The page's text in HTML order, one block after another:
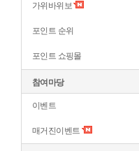
가위바위보
포인트 순위
포인트 쇼핑몰
참여마당
이벤트
매거진이벤트